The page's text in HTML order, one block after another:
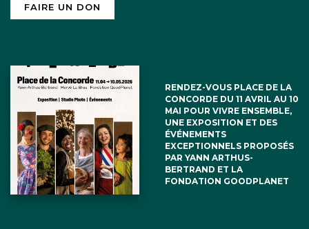
FAIRE UN DON
RENDEZ-VOUS PLACE DE LA
CONCORDE DU 11 AVRIL AU 10
MAI POUR VIVRE ENSEMBLE,
UNE EXPOSITION ET DES
ÉVÉNEMENTS
EXCEPTIONNELS PROPOSÉS
PAR YANN ARTHUS-
BERTRAND ET LA
FONDATION GOODPLANET